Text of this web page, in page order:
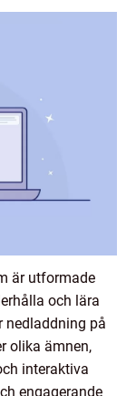
är utformade
och lära
nedladdning på
olika ämnen,
interaktiva
engagerande